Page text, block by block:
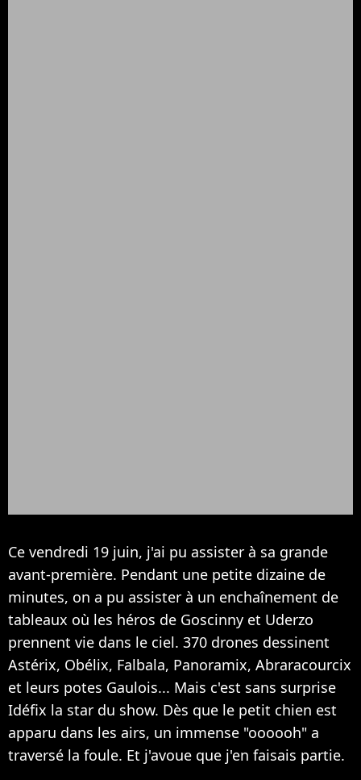
Ce vendredi 19 juin, j'ai pu assister à sa grande
avant-première. Pendant une petite dizaine de
minutes, on a pu assister à un enchaînement de
tableaux où les héros de Goscinny et Uderzo
prennent vie dans le ciel. 370 drones dessinent
Astérix, Obélix, Falbala, Panoramix, Abraracourcix
et leurs potes Gaulois... Mais c'est sans surprise
Idéfix la star du show. Dès que le petit chien est
apparu dans les airs, un immense "oooooh" a
traversé la foule. Et j'avoue que j'en faisais partie.